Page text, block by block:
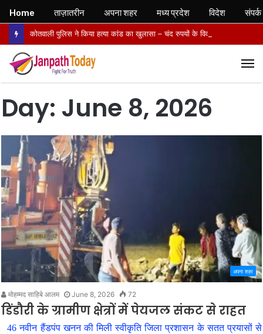
Day: June 8, 2026
अपना शहर
मोहम्मद साहिबे आलम June 8, 2026 72
डिंडौरी के ग्रामीण क्षेत्रों में पेयजल संकट से राहत
46 नवीन हैंडपंप खनन की मिली स्वीकृति जिला प्रशासन के सतत प्रयासों से
Home ताज़ातरीन अपना शहर मध्य प्रदेश विदेश संपर्क